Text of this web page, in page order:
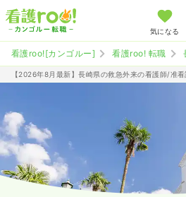
気になる
看護roo![カンゴルー] 看護roo! 転職
【2026年8月最新】長崎県の救急外来の看護師/准